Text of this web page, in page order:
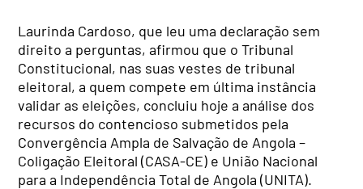
Laurinda Cardoso, que leu uma declaração sem
direito a perguntas, afirmou que o Tribunal
Constitucional, nas suas vestes de tribunal
eleitoral, a quem compete em última instância
validar as eleições, concluiu hoje a análise dos
recursos do contencioso submetidos pela
Convergência Ampla de Salvação de Angola –
Coligação Eleitoral (CASA-CE) e União Nacional
para a Independência Total de Angola (UNITA).